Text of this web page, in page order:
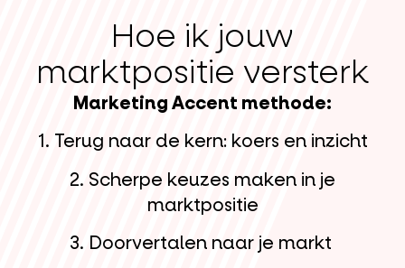
Hoe ik jouw
marktpositie versterk
Marketing Accent methode:
1. Terug naar de kern: koers en inzicht
2. Scherpe keuzes maken in je
marktpositie
3. Doorvertalen naar je markt